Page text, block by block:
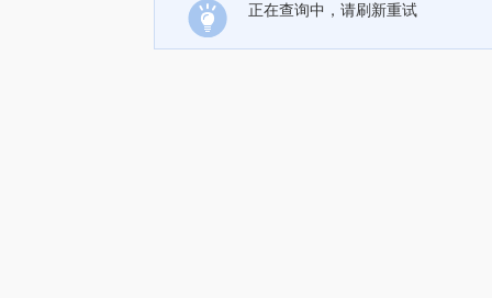
正在查询中，请刷新重试